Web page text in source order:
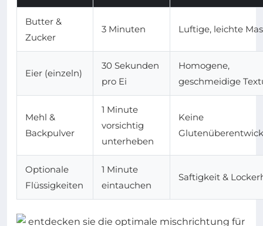
Butter &
Zucker
3 Minuten Luftige, leichte
Eier (einzeln)
30 Sekunden
pro Ei
Homogene,
geschmeidige
Mehl &
Backpulver
1 Minute
vorsichtig
unterheben
Keine
Optionale
Flüssigkeiten
1 Minute
eintauchen
Saftigkeit &